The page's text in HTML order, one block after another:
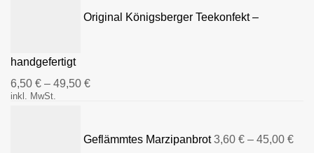
Original Königsberger Teekonfekt –
handgefertigt
6,50 € – 49,50 €
inkl. MwSt.
Geflämmtes Marzipanbrot 3,60 € – 45,00 €